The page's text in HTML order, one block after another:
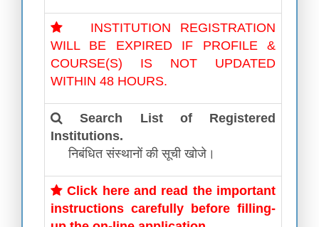
INSTITUTION REGISTRATION
WILL BE EXPIRED IF PROFILE &
COURSE(S) IS NOT UPDATED
WITHIN 48 HOURS.
Search List of Registered
Institutions.
निबंधित संस्थानों की सूची खोजे।
Click here and read the important
instructions carefully before filling-